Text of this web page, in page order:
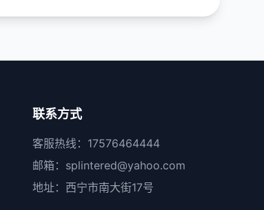
联系方式
客服热线：17576464444
邮箱：splintered@yahoo.com
地址：西宁市南大街17号